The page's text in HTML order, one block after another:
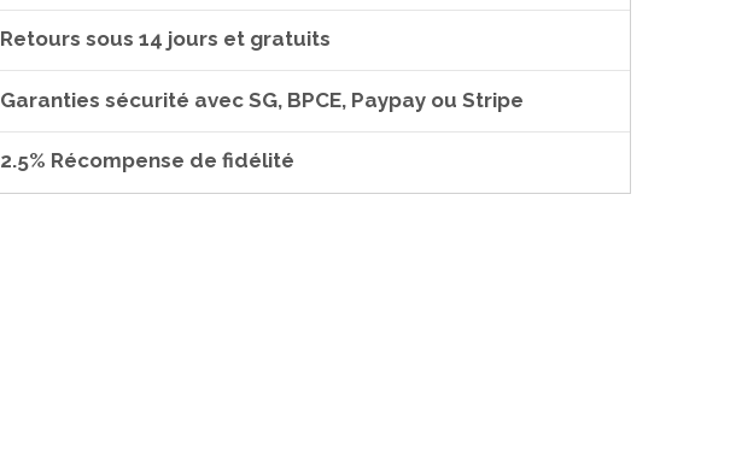
Retours sous 14 jours et gratuits
Garanties sécurité avec SG, BPCE, Paypay ou Stripe
2.5% Récompense de fidélité